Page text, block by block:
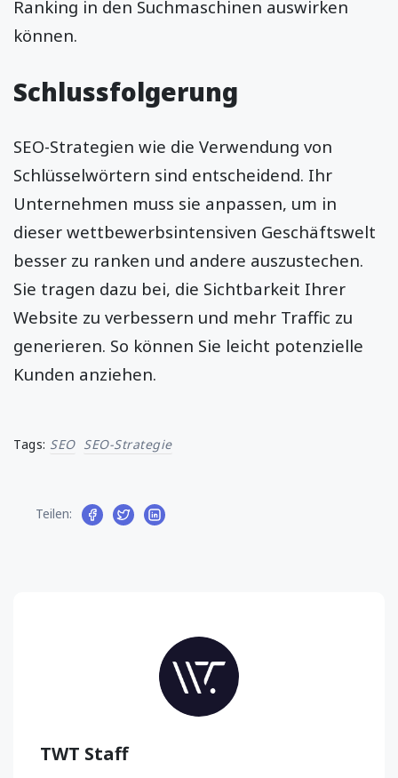
Ranking in den Suchmaschinen auswirken
können.
Schlussfolgerung
SEO-Strategien wie die Verwendung von
Schlüsselwörtern sind entscheidend. Ihr
Unternehmen muss sie anpassen, um in
dieser wettbewerbsintensiven Geschäftswelt
besser zu ranken und andere auszustechen.
Sie tragen dazu bei, die Sichtbarkeit Ihrer
Website zu verbessern und mehr Traffic zu
generieren. So können Sie leicht potenzielle
Kunden anziehen.
Tags: SEO SEO-Strategie
Teilen:
TWT Staff